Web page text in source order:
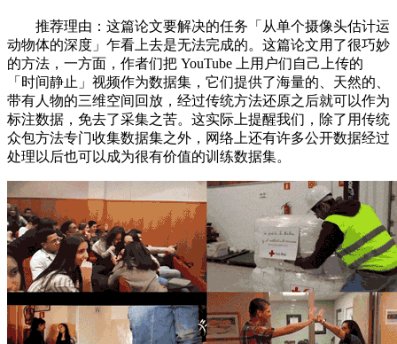
推荐理由：这篇论文要解决的任务「从单个摄像头估计运
动物体的深度」乍看上去是无法完成的。这篇论文用了很巧妙
的方法，一方面，作者们把 YouTube 上用户们自己上传的
「时间静止」视频作为数据集，它们提供了海量的、天然的、
带有人物的三维空间回放，经过传统方法还原之后就可以作为
标注数据，免去了采集之苦。这实际上提醒我们，除了用传统
众包方法专门收集数据集之外，网络上还有许多公开数据经过
处理以后也可以成为很有价值的训练数据集。